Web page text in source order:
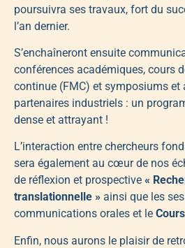
poursuivra ses travaux, fort du
l’an dernier.
S’enchaîneront ensuite
conférences académiques, cours
continue (FMC) et symposiums et
partenaires industriels : un
dense et attrayant !
L’interaction entre chercheurs
sera également au cœur de nos
de réflexion et prospective «
translationnelle » ainsi que les
communications orales et le
Enfin, nous aurons le plaisir de